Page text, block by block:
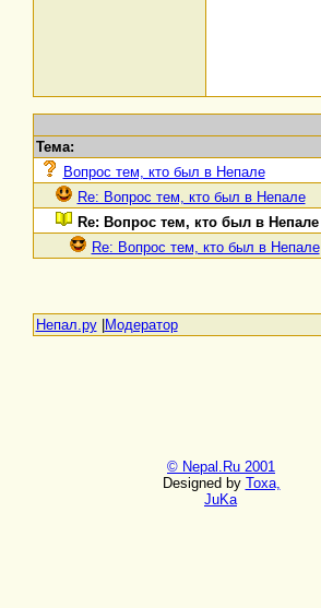
Тема:
Вопрос тем, кто был в Непале
Re: Вопрос тем, кто был в Непале
Re: Вопрос тем, кто был в Непале
Re: Вопрос тем, кто был в Непале
Непал.ру| Модератор
© Nepal.Ru 2001
Designed by Toxa,
JuKa